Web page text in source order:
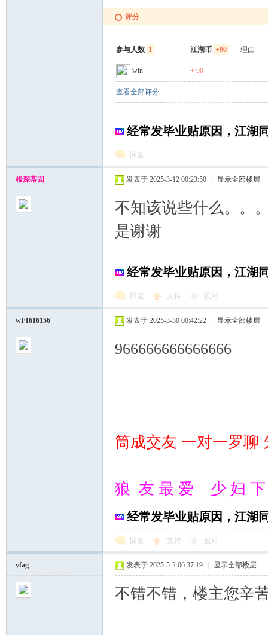
评分
参与人数 1 江湖币 +90 理由
win + 90
查看全部评分
经常发毕业贴原因，江湖
回复
根深蒂固 发表于 2025-3-12 00:23:50 显示全部楼层
不知该说些什么。。
是谢谢
经常发毕业贴原因，江湖
回复 支持 反对
wF1616156 发表于 2025-3-30 00:42:22 显示全部楼层
966666666666666
筒成交友 一对一罗聊
狼 友 最 爱 少 妇 下
经常发毕业贴原因，江湖
回复 支持 反对
yfag 发表于 2025-5-2 06:37:19 显示全部楼层
不错不错，楼主您辛